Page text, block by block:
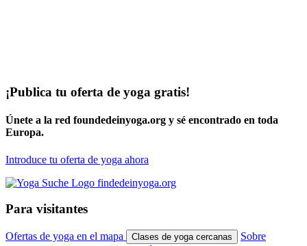
¡Publica tu oferta de yoga gratis!
Únete a la red foundedeinyoga.org y sé encontrado en toda
Europa.
Introduce tu oferta de yoga ahora
Para visitantes
Ofertas de yoga en el mapa Clases de yoga cercanas
Sobre